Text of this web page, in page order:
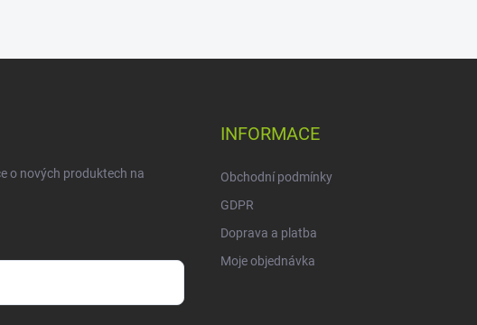
o nových produktech na
INFORMACE
Obchodní podmínky
GDPR
Doprava a platba
Moje objednávka